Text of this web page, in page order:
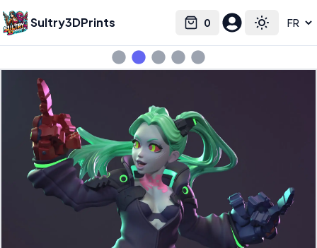
Sultry3DPrints 0
Cart Toggle
Select language